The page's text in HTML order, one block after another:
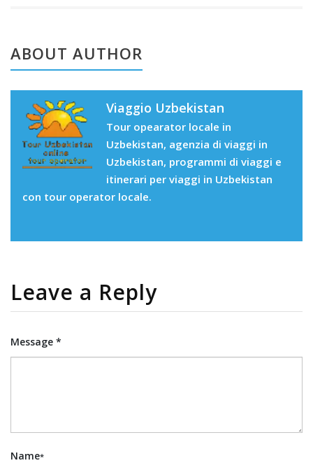
ABOUT AUTHOR
Viaggio Uzbekistan
Tour opearator locale in
Uzbekistan, agenzia di viaggi in
Uzbekistan, programmi di viaggi e
itinerari per viaggi in Uzbekistan
con tour operator locale.
Leave a Reply
Message *
Name*